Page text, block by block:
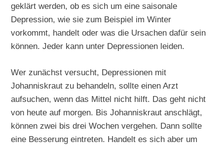
geklärt werden, ob es sich um eine saisonale
Depression, wie sie zum Beispiel im Winter
vorkommt, handelt oder was die Ursachen dafür sein
können. Jeder kann unter Depressionen leiden.
Wer zunächst versucht, Depressionen mit
Johanniskraut zu behandeln, sollte einen Arzt
aufsuchen, wenn das Mittel nicht hilft. Das geht nicht
von heute auf morgen. Bis Johanniskraut anschlägt,
können zwei bis drei Wochen vergehen. Dann sollte
eine Besserung eintreten. Handelt es sich aber um